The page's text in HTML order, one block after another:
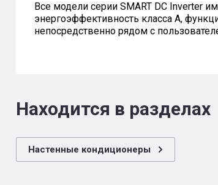
Все модели серии SMART DC Inverter
энергоэффективность класса А,
непосредственно рядом с
Находится в разделах
Настенные кондиционеры